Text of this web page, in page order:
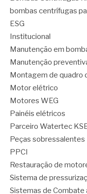
bombas centrífugas
ESG
Institucional
Manutenção em
Manutenção
Montagem de quadro
Motor elétrico
Motores WEG
Painéis elétricos
Parceiro Watertec
Peças sobressalentes
PPCI
Restauração de
Sistema de
Sistemas de Combate